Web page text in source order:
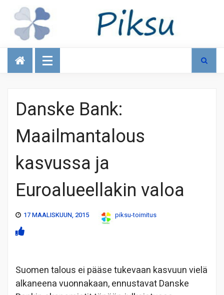
Talous
Danske Bank:
Maailmantalous
kasvussa ja
Euroalueellakin valoa
17 MAALISKUUN, 2015 piksu-toimitus
Suomen talous ei pääse tukevaan kasvuun vielä
alkaneena vuonnakaan, ennustavat Danske